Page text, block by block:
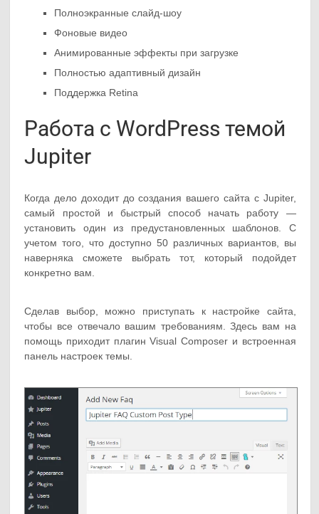
Полноэкранные слайд-шоу
Фоновые видео
Анимированные эффекты при загрузке
Полностью адаптивный дизайн
Поддержка Retina
Работа с WordPress темой
Jupiter
Когда дело доходит до создания вашего сайта с Jupiter,
самый простой и быстрый способ начать работу —
установить один из предустановленных шаблонов. С
учетом того, что доступно 50 различных вариантов, вы
наверняка сможете выбрать тот, который подойдет
конкретно вам.
Сделав выбор, можно приступать к настройке сайта,
чтобы все отвечало вашим требованиям. Здесь вам на
помощь приходит плагин Visual Composer и встроенная
панель настроек темы.